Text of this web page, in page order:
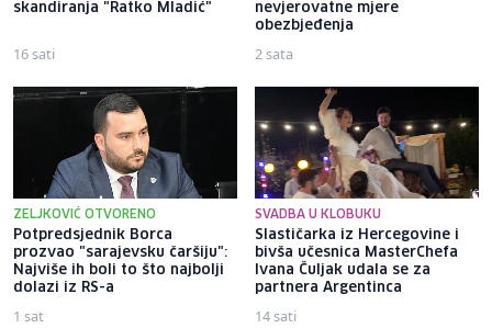
skandiranja "Ratko Mladić"
16 sati
nevjerovatne mjere
obezbjeđenja
2 sata
ZELJKOVIĆ OTVORENO
Potpredsjednik Borca
prozvao "sarajevsku čaršiju":
Najviše ih boli to što najbolji
dolazi iz RS-a
1 sat
SVADBA U KLOBUKU
Slastičarka iz Hercegovine i
bivša učesnica MasterChefa
Ivana Čuljak udala se za
partnera Argentinca
14 sati